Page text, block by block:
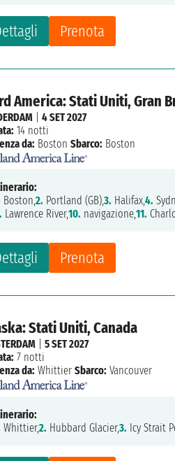
Prenota
America: Stati Uniti, Gran
Prenota
|4 SET 2027
14 notti
da: Boston Sbarco: Boston
Boston,2. Portland (GB),3. Halifax,4.
Lawrence River,10. navigazione,11.
Stati Uniti, Canada
|5 SET 2027
7 notti
da: Whittier Sbarco: Vancouver
Whittier,2. Hubbard Glacier,3. Icy Strait